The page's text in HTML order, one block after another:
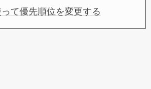
て優先順位を変更する